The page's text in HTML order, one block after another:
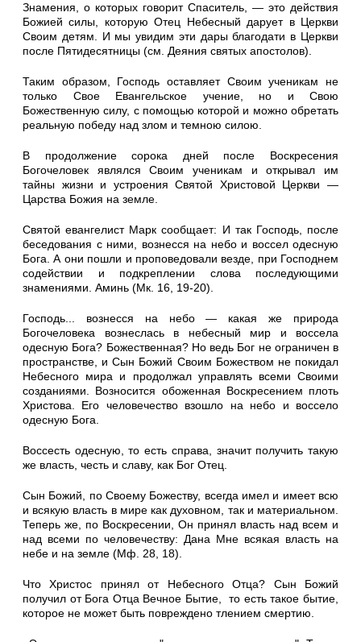
Знамения, о которых говорит Спаситель, — это действия
Божией силы, которую Отец Небесный дарует в Церкви
Своим детям. И мы увидим эти дары благодати в Церкви
после Пятидесятницы (см. Деяния святых апостолов).
Таким образом, Господь оставляет Своим ученикам не
только Свое Евангельское учение, но и Свою
Божественную силу, с по­мощью которой и можно обретать
реальную победу над злом и темною силою.
В продолжение сорока дней после Воскресения
Богочеловек являлся Своим ученикам и открывал им
тайны жизни и устроения Святой Христовой Церкви —
Царства Божия на земле.
Святой евангелист Марк сообщает: И так Господь, после
беседования с ними, вознесся на небо и воссел одесную
Бога. А они пошли и проповедовали везде, при Господнем
содействии и подкреплении слова последующими
знамениями. Аминь (Мк. 16, 19-20).
Господь... вознесся на небо — какая же природа
Богочеловека вознеслась в небесный мир и воссела
одесную Бога? Божественная? Но ведь Бог не ограничен в
пространстве, и Сын Божий Своим Бо­жеством не покидал
Небесного мира и продолжал управлять всеми Своими
созданиями. Возносится обоженная Воскресением плоть
Христова. Его человечество взошло на небо и воссело
одесную Бога.
Воссесть одесную, то есть справа, значит получить такую
же власть, честь и славу, как Бог Отец.
Сын Божий, по Своему Божеству, всегда имел и имеет всю
и всякую власть в мире как духовном, так и материальном.
Теперь же, по Воскресении, Он принял власть над всем и
над всеми по человечеству: Дана Мне всякая власть на
небе и на земле (Мф. 28, 18).
Что Христос принял от Небесного Отца? Сын Божий
получил от Бога Отца Вечное Бытие, то есть такое бытие,
которое не может быть повреждено тлением смертию.